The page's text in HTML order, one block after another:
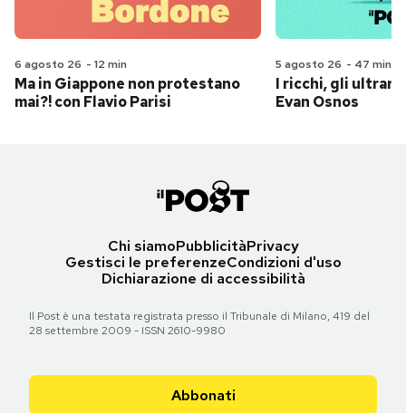
6 agosto 26 - 12 min
Ma in Giappone non protestano
mai?! con Flavio Parisi
5 agosto 26 - 47 min
I ricchi, gli
Evan Osnos
Chi siamoPubblicitàPrivacy
Gestisci le preferenzeCondizioni d'uso
Dichiarazione di accessibilità
Il Post è una testata registrata presso il Tribunale di Milano, 419 del
28 settembre 2009 - ISSN 2610-9980
Abbonati